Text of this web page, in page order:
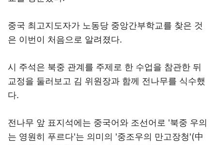
중국 최고지도자가 노동당 중앙간부학교를 찾은 것
은 이번이 처음으로 알려졌다.
시 주석은 북중 관계를 주제로 한 수업을 참관한 뒤
교정을 둘러보고 김 위원장과 함께 전나무를 식수했
다.
전나무 앞 표지석에는 중국어와 조선어로 '북중 우의
는 영원히 푸르다'는 의미의 '중조우의 만고장청'(中